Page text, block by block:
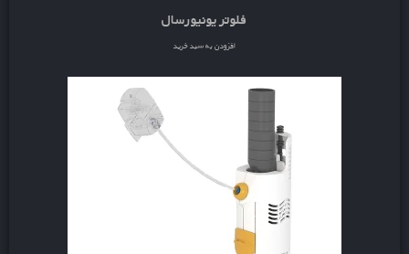
فلوتر یونیورسال
افزودن به سبد خرید